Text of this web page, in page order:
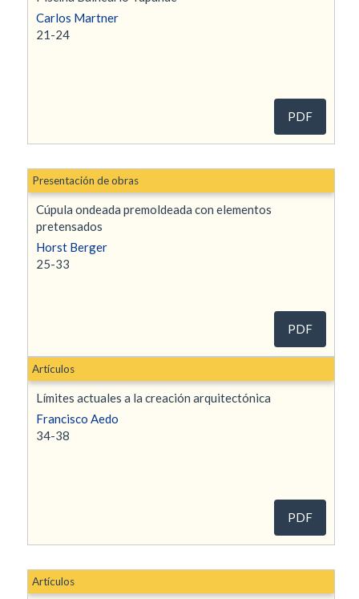
Carlos Martner
21-24
PDF
Cúpula ondeada premoldeada con elementos
pretensados
Horst Berger
25-33
Presentación de obras
PDF
Límites actuales a la creación arquitectónica
Francisco Aedo
34-38
Artículos
PDF
Artículos